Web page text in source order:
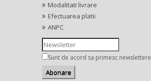
Modalitati livrare
Efectuarea platii
ANPC
Sunt de acord sa primesc newslettere